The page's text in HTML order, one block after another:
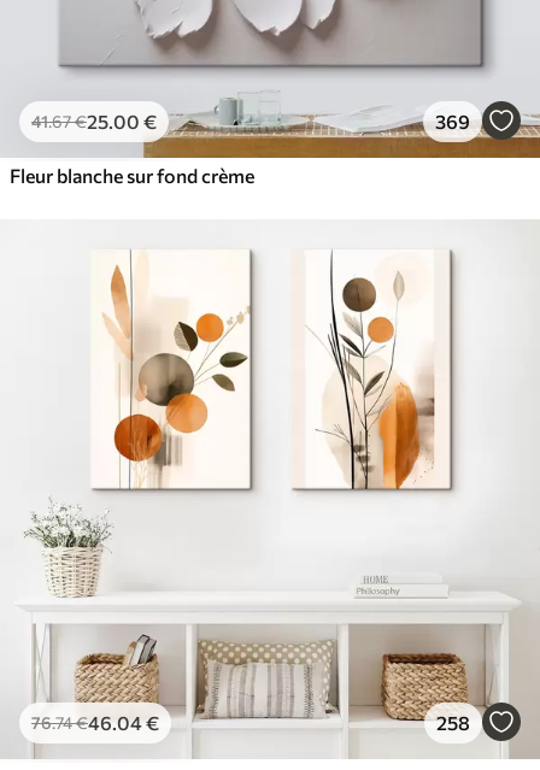
41.67€25.00 € 369
Fleur blanche sur fond crème
76.74€46.04€ 258